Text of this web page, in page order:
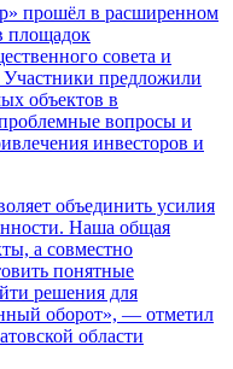
прошёл в расширенном
площадок
совета и
Участники предложили
объектов в
вопросы и
инвесторов и
объединить усилия
Наша общая
а совместно
понятные
решения для
оборот», — отметил
области